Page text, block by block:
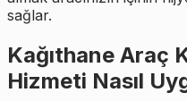
sağlar.
Kağıthane Araç
Hizmeti Nasıl